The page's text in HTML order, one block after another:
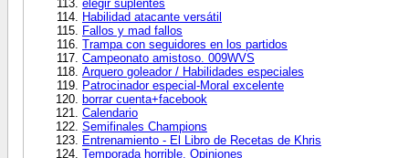
elegir suplentes
Habilidad atacante versátil
Fallos y mad fallos
Trampa con seguidores en los partidos
Campeonato amistoso. 009WVS
Arquero goleador / Habilidades especiales
Patrocinador especial-Moral excelente
borrar cuenta+facebook
Calendario
Semifinales Champions
Entrenamiento - El Libro de Recetas de Khris
Temporada horrible. Opiniones